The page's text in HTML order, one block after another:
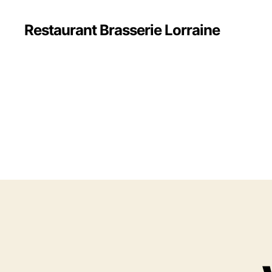
Restaurant Brasserie Lorraine